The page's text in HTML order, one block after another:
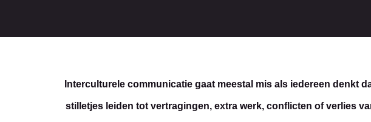
Interculturele communicatie gaat meestal mis als iedereen
stilletjes leiden tot vertragingen, extra werk, conflicten of verlies